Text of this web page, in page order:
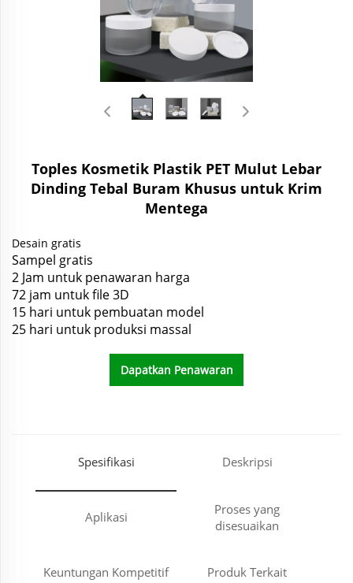
Toples Kosmetik Plastik PET Mulut Lebar
Dinding Tebal Buram Khusus untuk Krim
Mentega
Desain gratis
Sampel gratis
2 Jam untuk penawaran harga
72 jam untuk file 3D
15 hari untuk pembuatan model
25 hari untuk produksi massal
Dapatkan Penawaran
Spesifikasi Deskripsi
Aplikasi
Proses yang
disesuaikan
Keuntungan Kompetitif Produk Terkait